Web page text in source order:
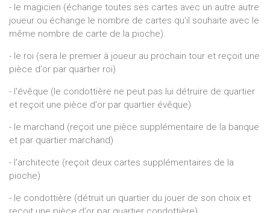
- le magicien (échange toutes ses cartes avec un autre autre
joueur ou échange le nombre de cartes qu'il souhaite avec le
même nombre de carte de la pioche).
- le roi (sera le premier à joueur au prochain tour et reçoit une
pièce d'or par quartier roi)
- l'évêque (le condottière ne peut pas lui détruire de quartier
et reçoit une pièce d'or par quartier évêque)
- le marchand (reçoit une pièce supplémentaire de la banque
et par quartier marchand)
- l'architecte (reçoit deux cartes supplémentaires de la
pioche)
- le condottière (détruit un quartier du jouer de son choix et